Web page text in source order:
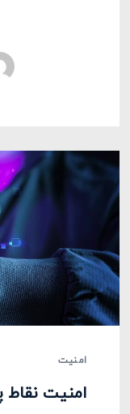
امنیت
امنیت نقاط